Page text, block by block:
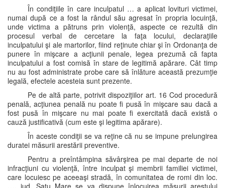
În condiţiile în care inculpatul … a aplicat lovituri victimei,
numai după ce a fost la rândul său agresat în propria locuinţă,
unde victima a pătruns prin violenţă, aspecte ce rezultă din
procesul verbal de cercetare la faţa locului, declaraţiile
inculpatului şi ale martorilor, fiind reţinute chiar şi în Ordonanţa de
punere în mişcare a acţiunii penale, legea prezumă că fapta
inculpatului a fost comisă în stare de legitimă apărare. Cât timp
nu au fost administrate probe care să înlăture această prezumţie
legală, efectele acesteia sunt prezente.
Pe de altă parte, potrivit dispoziţiilor art. 16 Cod procedură
penală, acţiunea penală nu poate fi pusă în mişcare sau dacă a
fost pusă în mişcare nu mai poate fi exercitată dacă există o
cauză justificativă (cum este şi legitima apărare).
În aceste condiţii se va reţine că nu se impune prelungirea
duratei măsurii arestării preventive.
Pentru a preîntâmpina săvârşirea pe mai departe de noi
infracţiuni cu violenţă, între inculpat şi membrii familiei victimei,
care locuiesc pe aceeaşi stradă, în comunitatea de romi din loc.
…, jud. Satu Mare se va dispune înlocuirea măsurii arestului